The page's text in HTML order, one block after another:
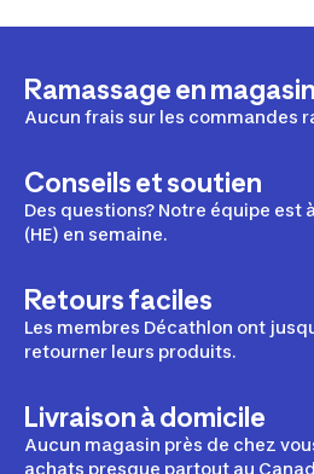
Ramassage en
Aucun frais sur les commandes
Conseils et soutien
Des questions? Notre équipe est
(HE) en semaine.
Retours faciles
Les membres Décathlon ont
retourner leurs produits.
Livraison à domicile
Aucun magasin près de chez
achats presque partout au